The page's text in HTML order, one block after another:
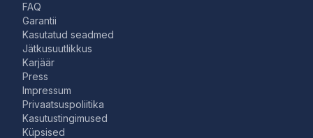
FAQ
Garantii
Kasutatud seadmed
Jätkusuutlikkus
Karjäär
Press
Impressum
Privaatsuspoliitika
Kasutustingimused
Küpsised